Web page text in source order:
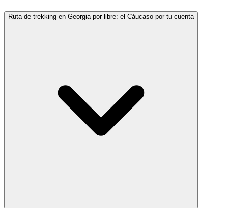
Ruta de trekking en Georgia por libre: el Cáucaso por tu cuenta